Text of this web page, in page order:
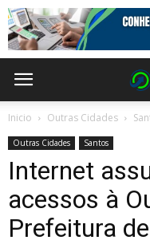
Inicio Outras Cidades
Outras Cidades Santos
Internet
acessos à
Prefeitura